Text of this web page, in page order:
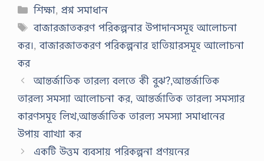
Categories
শিক্ষা,প্রশ্ন সমাধান
Tags
বাজারজাতকরণ পরিকল্পনার উপাদানসমূহ আলোচনা
কর।,বাজারজাতকরণ পরিকল্পনার হাতিয়ারসমূহ আলোচনা
কর
আন্তর্জাতিক তারল্য বলতে কী বুঝ?,আন্তর্জাতিক
তারল্য সমস্যা আলোচনা কর, আন্তর্জাতিক তারল্য সমস্যার
কারণসমূহ লিখ,আন্তর্জাতিক তারল্য সমস্যা সমাধানের
উপায় ব্যাখ্যা কর
একটি উত্তম ব্যবসায় পরিকল্পনা প্রণয়নের